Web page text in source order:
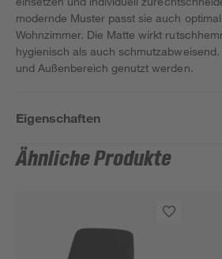
modernde Muster passt sie auch
Wohnzimmer. Die Matte wirkt
hygienisch als auch
und Außenbereich genutzt werden.
Eigenschaften
Ähnliche Produkte